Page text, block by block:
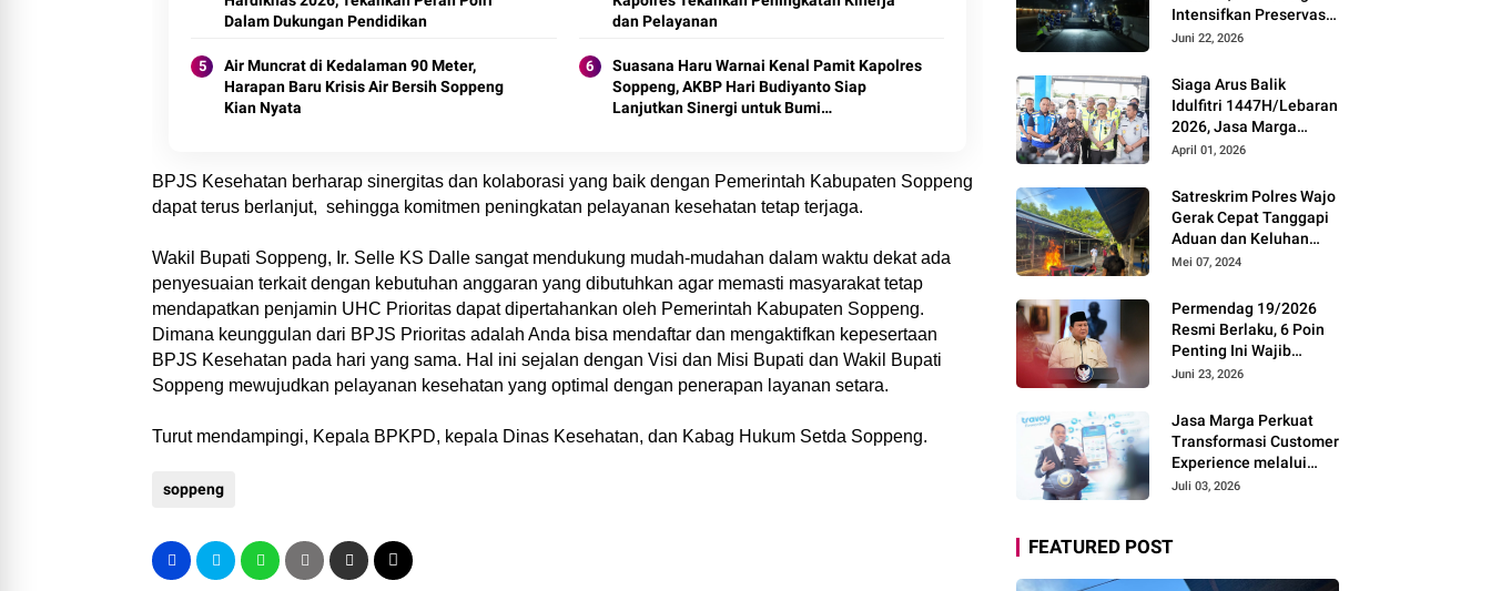
Dalam Dukungan Pendidikan
dan Pelayanan
Air Muncrat di Kedalaman 90 Meter,
Harapan Baru Krisis Air Bersih Soppeng
Kian Nyata
Suasana Haru Warnai Kenal Pamit Kapolres
Soppeng, AKBP Hari Budiyanto Siap
Lanjutkan Sinergi untuk Bumi
BPJS Kesehatan berharap sinergitas dan kolaborasi yang baik dengan Pemerintah Kabupaten Soppeng
dapat terus berlanjut, sehingga komitmen peningkatan pelayanan kesehatan tetap terjaga.
Wakil Bupati Soppeng, Ir. Selle KS Dalle sangat mendukung mudah-mudahan dalam waktu dekat ada
penyesuaian terkait dengan kebutuhan anggaran yang dibutuhkan agar memasti masyarakat tetap
mendapatkan penjamin UHC Prioritas dapat dipertahankan oleh Pemerintah Kabupaten Soppeng.
Dimana keunggulan dari BPJS Prioritas adalah Anda bisa mendaftar dan mengaktifkan kepesertaan
BPJS Kesehatan pada hari yang sama. Hal ini sejalan dengan Visi dan Misi Bupati dan Wakil Bupati
Soppeng mewujudkan pelayanan kesehatan yang optimal dengan penerapan layanan setara.
Turut mendampingi, Kepala BPKPD, kepala Dinas Kesehatan, dan Kabag Hukum Setda Soppeng.
soppeng
Intensifkan Preservasi
Rutin Jalan Tol untuk
Keamanan dan
Kenyamanan
Perjalanan
Juni 22, 2026
Siaga Arus Balik
Idulfitri 1447H/Lebaran
2026, Jasa Marga
Pastikan Kesiapan
Pemudik Gunakan Rest
Area Alternatif
April 01, 2026
Satreskrim Polres Wajo
Gerak Cepat Tanggapi
Aduan dan Keluhan
Masyarakat Soal Aksi
Mei 07, 2024
Permendag 19/2026
Resmi Berlaku, 6 Poin
Penting Ini Wajib
Diketahui Pengusaha
Juni 23, 2026
Jasa Marga Perkuat
Transformasi Customer
Experience melalui
Expert Sharing Session
Juli 03, 2026
FEATURED POST